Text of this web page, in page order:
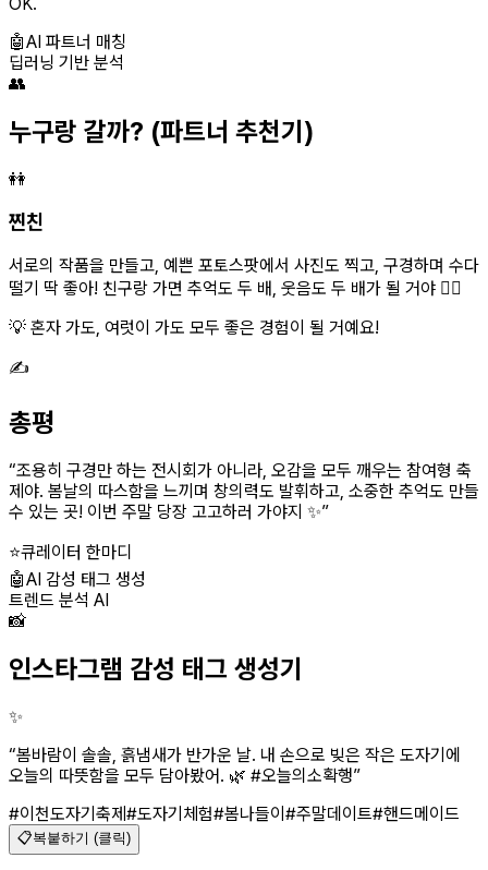
🤖AI 파트너 매칭
딥러닝 기반 분석
👥
누구랑 갈까? (파트너 추천기)
👭
찐친
서로의 작품을 만들고, 예쁜 포토스팟에서 사진도 찍고, 구경하며 수다
떨기 딱 좋아! 친구랑 가면 추억도 두 배, 웃음도 두 배가 될 거야 👯‍♀️
💡 혼자 가도, 여럿이 가도 모두 좋은 경험이 될 거예요!
✍️
총평
“조용히 구경만 하는 전시회가 아니라, 오감을 모두 깨우는 참여형 축
제야. 봄날의 따스함을 느끼며 창의력도 발휘하고, 소중한 추억도 만들
수 있는 곳! 이번 주말 당장 고고하러 가야지 ✨”
⭐큐레이터 한마디
🤖AI 감성 태그 생성
트렌드 분석 AI
📸
인스타그램 감성 태그 생성기
✨
“봄바람이 솔솔, 흙냄새가 반가운 날. 내 손으로 빚은 작은 도자기에
오늘의 따뜻함을 모두 담아봤어. 🌿 #오늘의소확행”
#이천도자기축제#도자기체험#봄나들이 #주말데이트#핸드메이드
📋복붙하기 (클릭)